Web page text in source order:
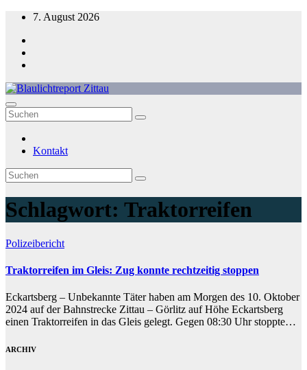
Zum
springen
7. August 2026
Blaulichtreport Zittau
Kontakt
Schlagwort: Traktorreifen
Polizeibericht
Traktorreifen im Gleis: Zug konnte rechtzeitig stoppen
Eckartsberg – Unbekannte Täter haben am Morgen des 10. Oktober
2024 auf der Bahnstrecke Zittau – Görlitz auf Höhe Eckartsberg
einen Traktorreifen in das Gleis gelegt. Gegen 08:30 Uhr stoppte…
ARCHIV